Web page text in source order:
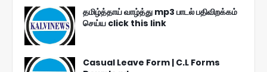
தமிழ்த்தாய் வாழ்த்து mp3 பாடல் பதிவிறக்கம்
செய்ய click this link
Casual Leave Form | C.L Forms